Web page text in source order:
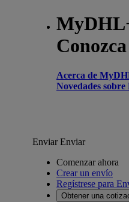
Conozca
Acerca de
Novedades
EnviarEnviar
Comenzar ahora
Crear un envío
Regístrese para
Obtener una